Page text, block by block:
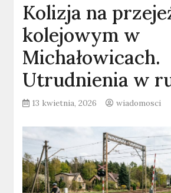
Kolizja na
kolejowym w
Michałowicach.
Utrudnienia w
13 kwietnia, 2026 wiadomosci